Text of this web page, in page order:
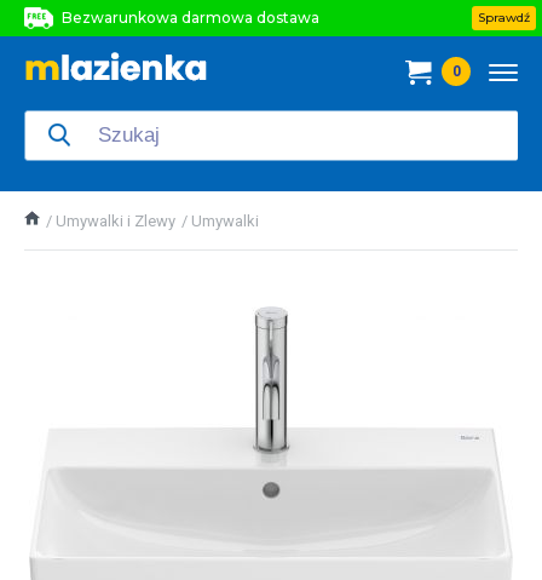
Bezwarunkowa darmowa dostawa
Bezwarunkowa darmowa dostawa
Sprawdź
0
Umywalki i Zlewy Umywalki